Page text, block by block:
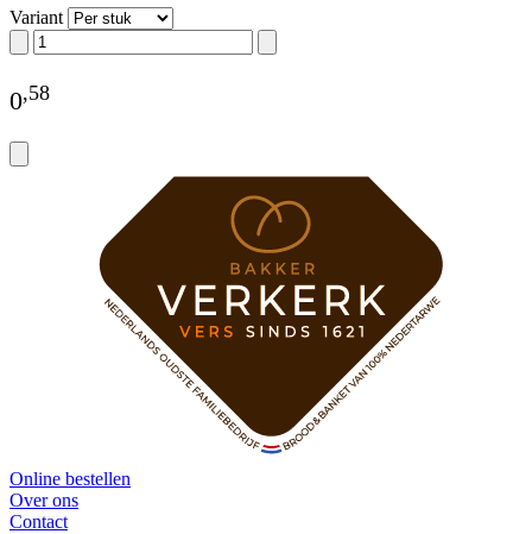
Variant
0,58
Online bestellen
Over ons
Contact